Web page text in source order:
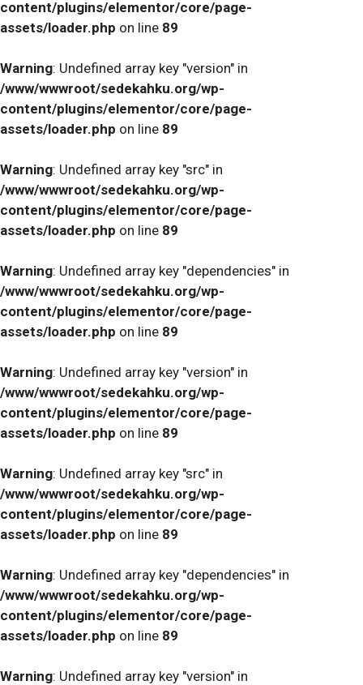
content/plugins/elementor/core/page-
assets/loader.php on line 89
Warning: Undefined array key "version" in
/www/wwwroot/sedekahku.org/wp-
content/plugins/elementor/core/page-
assets/loader.php on line 89
Warning: Undefined array key "src" in
/www/wwwroot/sedekahku.org/wp-
content/plugins/elementor/core/page-
assets/loader.php on line 89
Warning: Undefined array key "dependencies" in
/www/wwwroot/sedekahku.org/wp-
content/plugins/elementor/core/page-
assets/loader.php on line 89
Warning: Undefined array key "version" in
/www/wwwroot/sedekahku.org/wp-
content/plugins/elementor/core/page-
assets/loader.php on line 89
Warning: Undefined array key "src" in
/www/wwwroot/sedekahku.org/wp-
content/plugins/elementor/core/page-
assets/loader.php on line 89
Warning: Undefined array key "dependencies" in
/www/wwwroot/sedekahku.org/wp-
content/plugins/elementor/core/page-
assets/loader.php on line 89
Warning: Undefined array key "version" in